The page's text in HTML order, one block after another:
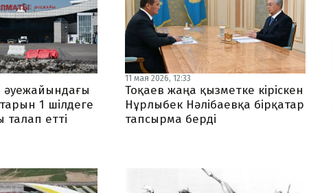
әуежайындағы
1 шілдеге
талап етті
11 мая 2026, 12:33
Тоқаев жаңа қызметке кіріскен
Нұрлыбек Нәлібаевқа бірқатар
тапсырма берді